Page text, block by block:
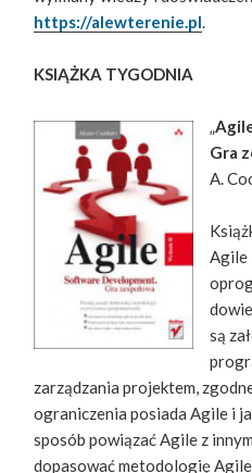
https://alewterenie.pl
KSIĄŻKA TYGODNIA
Gra
A.
Agile
są
zarządzania projektem,
ograniczenia posiada Agile i
sposób powiązać Agile z
dopasować metodologię